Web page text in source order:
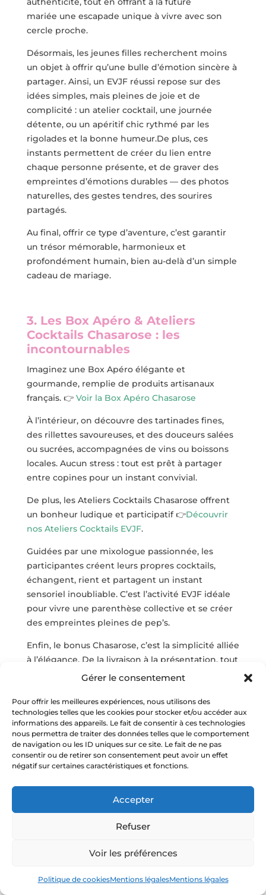
Gérer le consentement
Pour offrir les meilleures expériences, nous utilisons des
technologies telles que les cookies pour stocker et/ou accéder aux
informations des appareils. Le fait de consentir à ces technologies
nous permettra de traiter des données telles que le comportement
de navigation ou les ID uniques sur ce site. Le fait de ne pas
consentir ou de retirer son consentement peut avoir un effet
négatif sur certaines caractéristiques et fonctions.
Accepter
Refuser
Voir les préférences
Politique de cookiesMentions légalesMentions légales
mariée une escapade unique à vivre avec son
cercle proche.
Désormais, les jeunes filles recherchent moins
un objet à offrir qu’une bulle d’émotion sincère à
partager. Ainsi, un EVJF réussi repose sur des
idées simples, mais pleines de joie et de
complicité : un atelier cocktail, une journée
détente, ou un apéritif chic rythmé par les
rigolades et la bonne humeur.De plus, ces
instants permettent de créer du lien entre
chaque personne présente, et de graver des
empreintes d’émotions durables — des photos
naturelles, des gestes tendres, des sourires
partagés.
Au final, offrir ce type d’aventure, c’est garantir
un trésor mémorable, harmonieux et
profondément humain, bien au-delà d’un simple
cadeau de mariage.
3. Les Box Apéro & Ateliers
Cocktails Chasarose : les
incontournables
Imaginez une Box Apéro élégante et
gourmande, remplie de produits artisanaux
français. 👉 Voir la Box Apéro Chasarose
À l’intérieur, on découvre des tartinades fines,
des rillettes savoureuses, et des douceurs salées
ou sucrées, accompagnées de vins ou boissons
locales. Aucun stress : tout est prêt à partager
entre copines pour un instant convivial.
De plus, les Ateliers Cocktails Chasarose offrent
un bonheur ludique et participatif👉Découvrir
nos Ateliers Cocktails EVJF.
Guidées par une mixologue passionnée, les
participantes créent leurs propres cocktails,
échangent, rient et partagent un instant
sensoriel inoubliable. C’est l’activité EVJF idéale
pour vivre une parenthèse collective et se créer
des empreintes pleines de pep’s.
Enfin, le bonus Chasarose, c’est la simplicité alliée
à l’élégance. De la livraison à la présentation, tout
est pensé pour une aventure fluide, chic et sans
pendant que Chasarose s’occupe de tout.
4. Des idées originales pour
surprendre la future mariée
Créer une ambiance à votre image
votre image, pleine de charme et d’émotion. Dès
une ambiance douce et harmonieuse, qui reflète
D’abord, choisissez une décoration poétique :
quelques bougies scintillantes, une playlist